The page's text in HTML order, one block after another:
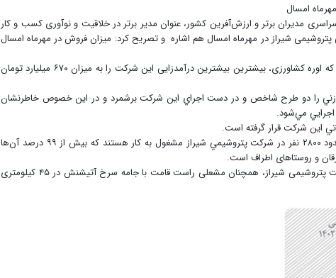
مدیران برتر و ارزش‌آفرین کشور، عنوان مدیر برتر در خلاقیت و نوآوری کسب و کار
نزدیک به ۲۰۰۰ میلیارد تومانی پتروشیمی شیراز در مهرماه امسال هم اشاره و‌ تصریح کرد: میزان فروش در مهرماه امسال
مدیرعامل شرکت پتروشیمی شیراز همچنین اعلام کرد که اوره کشاورزی، بیشترین بیشترین درآمدزایی این شرکت را به میزان ۶۷۰ میلیارد تومان
را دو طرح شاخص و در دست اجراي اين شركت برشمرد و در اين خصوص خاطرنشان
اجرايي مي‌شود.
اين شركت قرار گرفته است.
مدیرعامل شرکت پتروشیمی شیراز خاطرنشان كرد: حدود ۲۸۰۰ نفر در شركت پتروشيمي شيراز مشغول به كار هستند كه بيش از ۹۹ درصد آن‌ها
و روستاهای اطراف است.
بنابراین گزارش، با گذشت بیش از شش دهه از فعالیت پتروشیمی شیراز، همچنان مشعلی راست قامت با جامه سرخ آتیشنش در ۴۵ کیلومتری